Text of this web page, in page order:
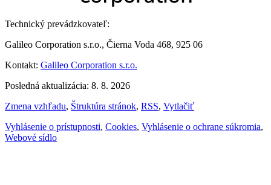
Technický prevádzkovateľ:
Galileo Corporation s.r.o., Čierna Voda 468, 925 06
Kontakt: Galileo Corporation s.r.o.
Posledná aktualizácia: 8. 8. 2026
Zmena vzhľadu, Štruktúra stránok, RSS, Vytlačiť
Vyhlásenie o prístupnosti, Cookies, Vyhlásenie o ochrane súkromia,
Webové sídlo